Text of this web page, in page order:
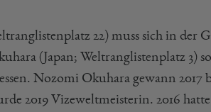
22) muss sich in der
(Japan; Weltranglistenplatz 3)
Nozomi Okuhara gewann
2019 Vizeweltmeisterin. 2016